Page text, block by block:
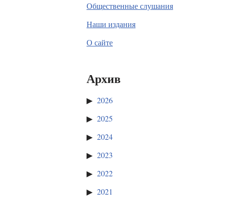
Общественные слушания
Наши издания
О сайте
Архив
2026
2025
2024
2023
2022
2021